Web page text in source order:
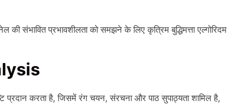
संभावित प्रभावशीलता को समझने के लिए कृत्रिम बुद्धिमत्ता एल्गोरिदम
प्रदान करता है, जिसमें रंग चयन, संरचना और पाठ सुपाठ्यता शामिल है,